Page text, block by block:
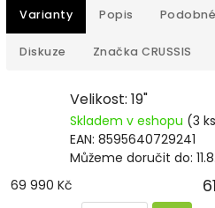
Varianty Popis
Diskuze Značka CRUSSIS
Velikost: 19"
Skladem v eshopu (3
EAN: 8595640729241
Můžeme doručit do:
69 990 Kč